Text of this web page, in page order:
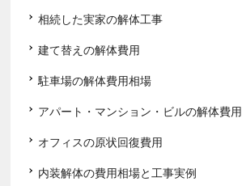
相続した実家の解体工事
建て替えの解体費用
駐車場の解体費用相場
アパート・マンション・ビルの解体費用
オフィスの原状回復費用
内装解体の費用相場と工事実例